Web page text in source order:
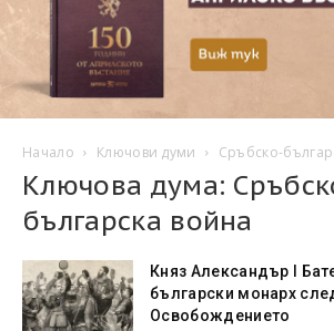
Начало Ключови думи Сръбско-
Ключова дума:
българска война
Княз Александър I
български монарх
Освобождението